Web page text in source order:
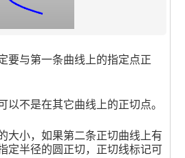
要与第一条曲线上的指定点正
以不是在其它曲线上的正切点。
大小，如果第二条正切曲线上有
定半径的圆正切，正切线标记可